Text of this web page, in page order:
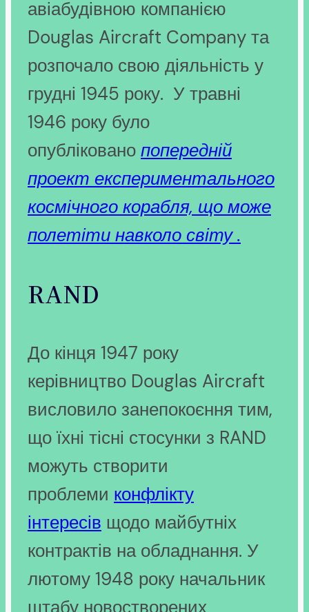
авіабудівною компанією
Douglas Aircraft Company та
розпочало свою діяльність у
грудні 1945 року. У травні
1946 року було
опубліковано попередній
проект експериментального
космічного корабля, що може
полетіти навколо світу .
RAND
До кінця 1947 року
керівництво Douglas Aircraft
висловило занепокоєння тим,
що їхні тісні стосунки з RAND
можуть створити
проблеми конфлікту
інтересів щодо майбутніх
контрактів на обладнання. У
лютому 1948 року начальник
штабу новостворених